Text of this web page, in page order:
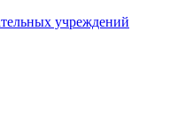
учреждений